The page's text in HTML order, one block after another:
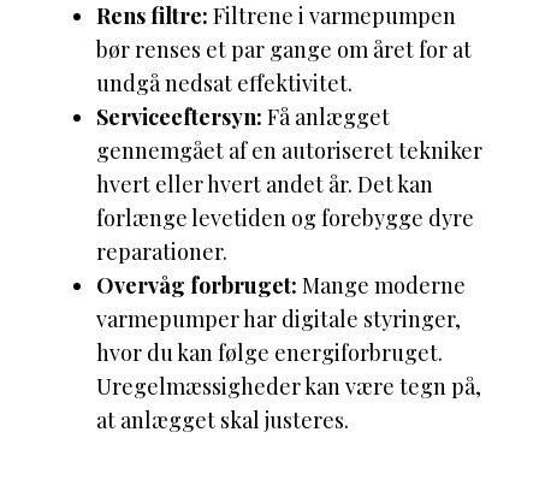
Rens filtre: Filtrene i varmepumpen
bør renses et par gange om året for at
undgå nedsat effektivitet.
Serviceeftersyn: Få anlægget
gennemgået af en autoriseret tekniker
hvert eller hvert andet år. Det kan
forlænge levetiden og forebygge dyre
reparationer.
Overvåg forbruget: Mange moderne
varmepumper har digitale styringer,
hvor du kan følge energiforbruget.
Uregelmæssigheder kan være tegn på,
at anlægget skal justeres.